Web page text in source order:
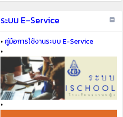
ระบบ E-Service
• คู่มือการใช้งานระบบ E-Service
•
•